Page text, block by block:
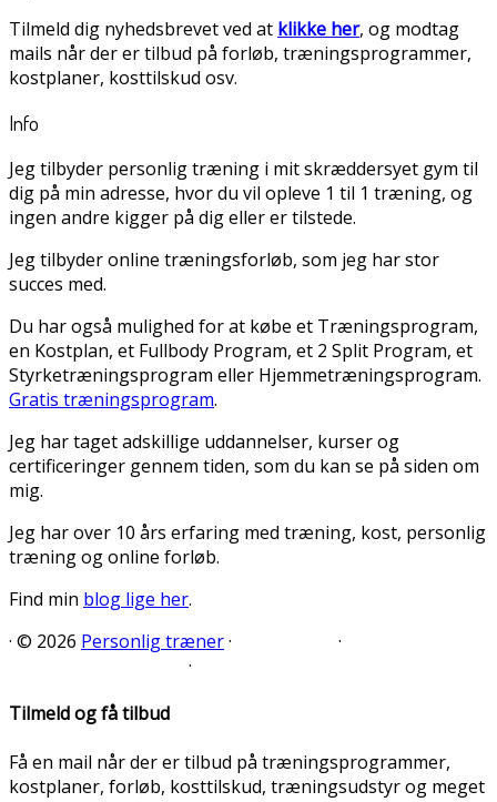
Tilmeld dig nyhedsbrevet ved at klikke her, og modtag
mails når der er tilbud på forløb, træningsprogrammer,
kostplaner, kosttilskud osv.
Info
Jeg tilbyder personlig træning i mit skræddersyet gym til
dig på min adresse, hvor du vil opleve 1 til 1 træning, og
ingen andre kigger på dig eller er tilstede.
Jeg tilbyder online træningsforløb, som jeg har stor
succes med.
Du har også mulighed for at købe et Træningsprogram,
en Kostplan, et Fullbody Program, et 2 Split Program, et
Styrketræningsprogram eller Hjemmetræningsprogram.
Gratis træningsprogram.
Jeg har taget adskillige uddannelser, kurser og
certificeringer gennem tiden, som du kan se på siden om
mig.
Jeg har over 10 års erfaring med træning, kost, personlig
træning og online forløb.
Find min blog lige her.
· © 2026 Personlig træner·
·
·
Tilmeld og få tilbud
Få en mail når der er tilbud på træningsprogrammer,
kostplaner, forløb, kosttilskud, træningsudstyr og meget